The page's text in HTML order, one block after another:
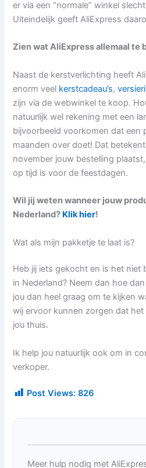
er via een “normale” winkel
Uiteindelijk geeft AliExpress
Zien wat AliExpress allemaal te
Naast de kerstverlichting heeft
enorm veel kerstcadeau’s,
zijn via de webwinkel te koop.
natuurlijk wel rekening met een
bijvoorbeeld voorkomen dat een
maanden over doet! Dat
november jouw bestelling
op tijd is voor de feestdagen.
Wil jij weten wanneer jouw
Nederland? Klik hier!
Wat als mijn pakketje te laat is?
Heb jij iets gekocht en is het niet
in Nederland? Neem dan hoe
jou dan heel graag om te kijken
wij ervoor kunnen zorgen dat
jou thuis.
Ik help jou natuurlijk ook om in
verkoper.
Post Views: 826
Meer hulp nodig met